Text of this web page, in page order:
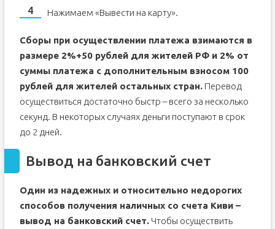
Нажимаем «Вывести на карту».
Сборы при осуществлении платежа взимаются в
размере 2%+50 рублей для жителей РФ и 2% от
суммы платежа с дополнительным взносом 100
рублей для жителей остальных стран.Перевод
осуществиться достаточно быстр – всего за несколько
секунд. В некоторых случаях деньги поступают в срок
до 2 дней.
Вывод на банковский счет
Один из надежных и относительно недорогих
способов получения наличных со счета Киви –
вывод на банковский счет.Чтобы осуществить